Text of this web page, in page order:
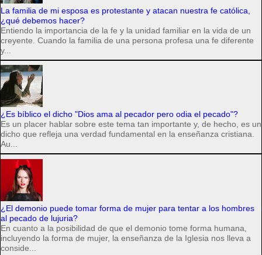
La familia de mi esposa es protestante y atacan nuestra fe católica,
¿qué debemos hacer?
Entiendo la importancia de la fe y la unidad familiar en la vida de un
creyente. Cuando la familia de una persona profesa una fe diferente
y...
¿Es bíblico el dicho "Dios ama al pecador pero odia el pecado"?
Es un placer hablar sobre este tema tan importante y, de hecho, es un
dicho que refleja una verdad fundamental en la enseñanza cristiana.
Au...
¿El demonio puede tomar forma de mujer para tentar a los hombres
al pecado de lujuria?
En cuanto a la posibilidad de que el demonio tome forma humana,
incluyendo la forma de mujer, la enseñanza de la Iglesia nos lleva a
conside...